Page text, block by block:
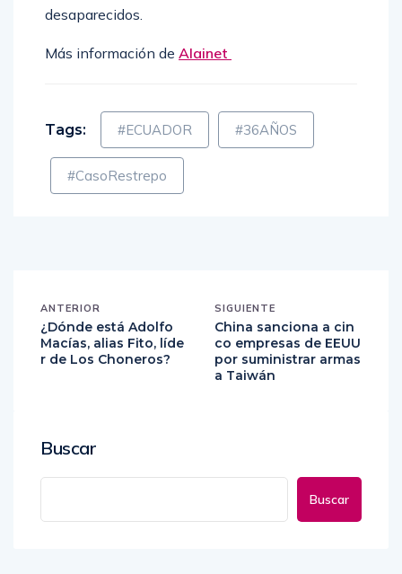
desaparecidos.
Más información de Alainet
Tags: #ECUADOR #36AÑOS
#CasoRestrepo
ANTERIOR
¿Dónde está Adolfo
Macías, alias Fito, líde
r de Los Choneros?
SIGUIENTE
China sanciona a cin
co empresas de EEUU
por suministrar armas
a Taiwán
Buscar
Buscar